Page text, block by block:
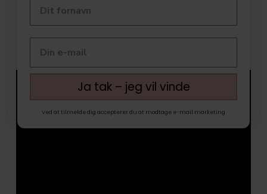
Ja tak – jeg vil vinde
Ved at tilmelde dig accepterer du at modtage e-mail marketing